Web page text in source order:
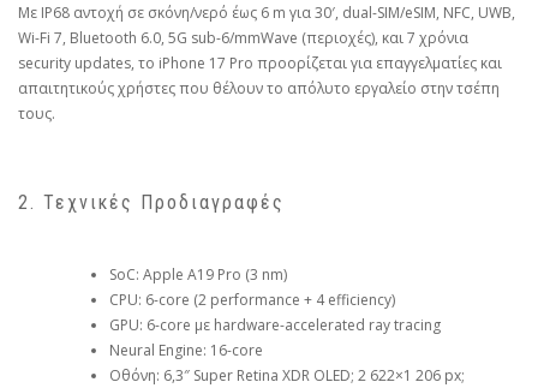
Με IP68 αντοχή σε σκόνη/νερό έως 6 m για 30′, dual-SIM/eSIM, NFC, UWB,
Wi-Fi 7, Bluetooth 6.0, 5G sub-6/mmWave (περιοχές), και 7 χρόνια
security updates, το iPhone 17 Pro προορίζεται για επαγγελματίες και
απαιτητικούς χρήστες που θέλουν το απόλυτο εργαλείο στην τσέπη
τους.
2. Τεχνικές Προδιαγραφές
SoC: Apple A19 Pro (3 nm)
CPU: 6-core (2 performance + 4 efficiency)
GPU: 6-core με hardware-accelerated ray tracing
Neural Engine: 16-core
Οθόνη: 6,3″ Super Retina XDR OLED; 2 622×1 206 px;